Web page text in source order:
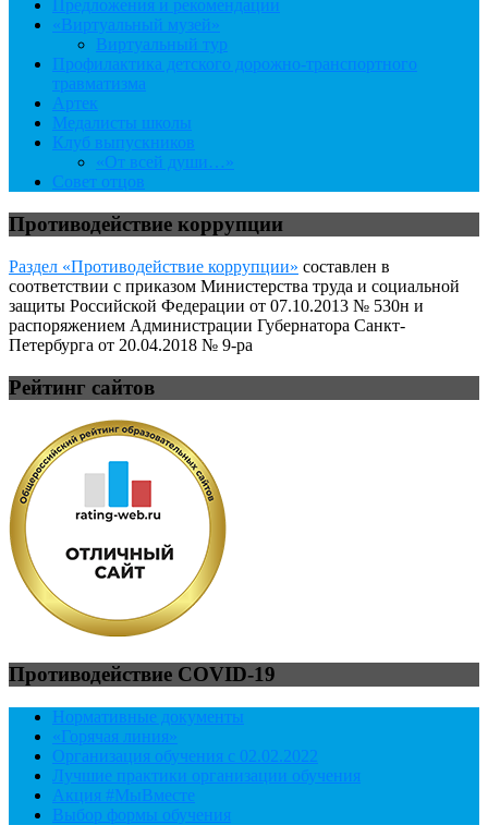
Предложения и рекомендации
«Виртуальный музей»
Виртуальный тур
Профилактика детского дорожно-транспортного
травматизма
Артек
Медалисты школы
Клуб выпускников
«От всей души…»
Совет отцов
Противодействие коррупции
Раздел «Противодействие коррупции» составлен в
соответствии с приказом Министерства труда и социальной
защиты Российской Федерации от 07.10.2013 № 530н и
распоряжением Администрации Губернатора Санкт-
Петербурга от 20.04.2018 № 9-ра
Рейтинг сайтов
Противодействие COVID-19
Нормативные документы
«Горячая линия»
Организация обучения с 02.02.2022
Лучшие практики организации обучения
Акция #МыВместе
Выбор формы обучения